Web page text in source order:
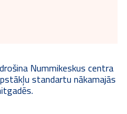
Nummikeskus centra
standartu nākamajās